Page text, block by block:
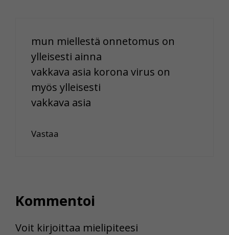
mun miellestä onnetomus on
ylleisesti ainna
vakkava asia korona virus on
myös ylleisesti
vakkava asia
Vastaa
Kommentoi
Voit kirjoittaa mielipiteesi